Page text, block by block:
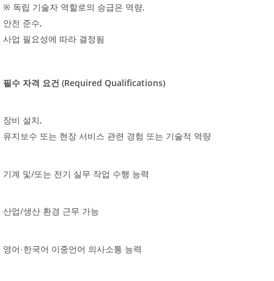
※ 독립 기술자 역할로의 승급은 역량,
안전 준수,
사업 필요성에 따라 결정됨
필수 자격 요건 (Required Qualifications)
장비 설치,
유지보수 또는 현장 서비스 관련 경험 또는 기술적 역량
기계 및/또는 전기 실무 작업 수행 능력
산업/생산 환경 근무 가능
영어·한국어 이중언어 의사소통 능력